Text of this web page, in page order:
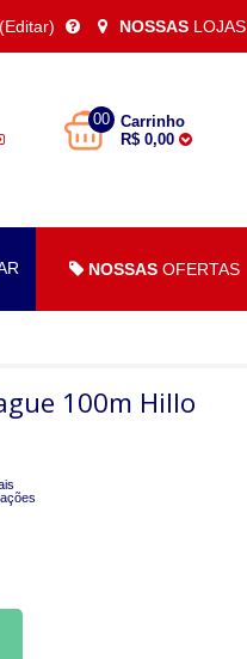
(Editar) NOSSAS LOJAS
00
Carrinho
R$ 0,00
NOSSAS OFERTAS
100m Hillo